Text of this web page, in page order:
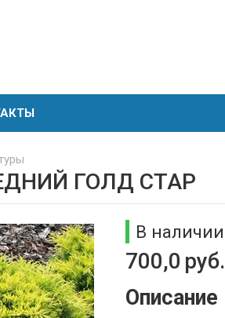
ГОЛД СТАР
В наличии
700,0 руб.
Описание